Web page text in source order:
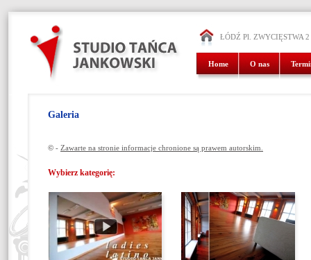
ŁÓDŹ Pl. ZWYCIĘSTWA 2
Home O nas
Galeria
© - Zawarte na stronie informacje chronione są prawem autorskim.
Wybierz kategorię: